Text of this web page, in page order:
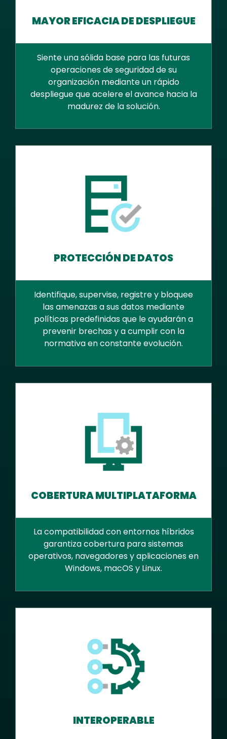
MAYOR EFICACIA DE DESPLIEGUE
Siente una sólida base para las futuras
operaciones de seguridad de su
organización mediante un rápido
despliegue que acelere el avance hacia la
madurez de la solución.
PROTECCIÓN DE DATOS
Identifique, supervise, registre y bloquee
las amenazas a sus datos mediante
políticas predefinidas que le ayudarán a
prevenir brechas y a cumplir con la
normativa en constante evolución.
COBERTURA MULTIPLATAFORMA
La compatibilidad con entornos híbridos
garantiza cobertura para sistemas
operativos, navegadores y aplicaciones en
Windows, macOS y Linux.
INTEROPERABLE